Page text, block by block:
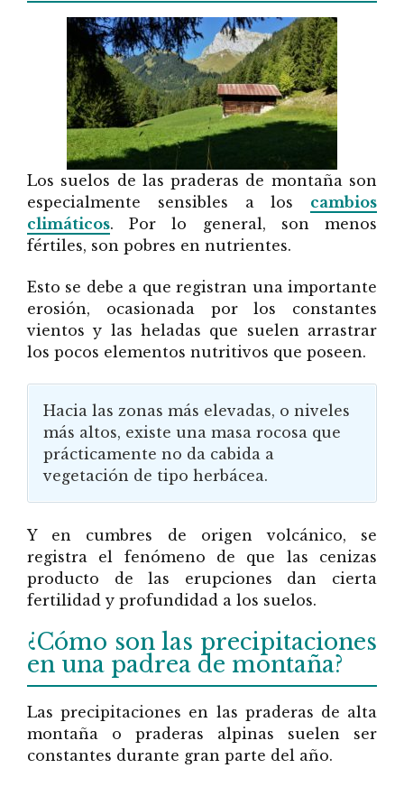
Los suelos de las praderas de montaña son
especialmente sensibles a los cambios
climáticos. Por lo general, son menos
fértiles, son pobres en nutrientes.
Esto se debe a que registran una importante
erosión, ocasionada por los constantes
vientos y las heladas que suelen arrastrar
los pocos elementos nutritivos que poseen.
Hacia las zonas más elevadas, o niveles
más altos, existe una masa rocosa que
prácticamente no da cabida a
vegetación de tipo herbácea.
Y en cumbres de origen volcánico, se
registra el fenómeno de que las cenizas
producto de las erupciones dan cierta
fertilidad y profundidad a los suelos.
¿Cómo son las precipitaciones
en una padrea de montaña?
Las precipitaciones en las praderas de alta
montaña o praderas alpinas suelen ser
constantes durante gran parte del año.